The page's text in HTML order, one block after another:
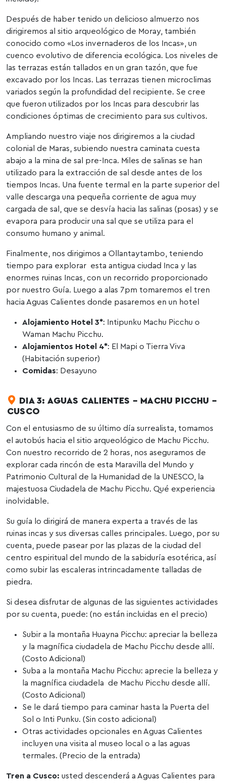
Después de haber tenido un delicioso almuerzo nos
dirigiremos al sitio arqueológico de Moray, también
conocido como «Los invernaderos de los Incas», un
cuenco evolutivo de diferencia ecológica. Los niveles de
las terrazas están tallados en un gran tazón, que fue
excavado por los Incas. Las terrazas tienen microclimas
variados según la profundidad del recipiente. Se cree
que fueron utilizados por los Incas para descubrir las
condiciones óptimas de crecimiento para sus cultivos.
Ampliando nuestro viaje nos dirigiremos a la ciudad
colonial de Maras, subiendo nuestra caminata cuesta
abajo a la mina de sal pre-Inca. Miles de salinas se han
utilizado para la extracción de sal desde antes de los
tiempos Incas. Una fuente termal en la parte superior del
valle descarga una pequeña corriente de agua muy
cargada de sal, que se desvía hacia las salinas (posas) y se
evapora para producir una sal que se utiliza para el
consumo humano y animal.
Finalmente, nos dirigimos a Ollantaytambo, teniendo
tiempo para explorar esta antigua ciudad Inca y las
enormes ruinas Incas, con un recorrido proporcionado
por nuestro Guía. Luego a alas 7pm tomaremos el tren
hacia Aguas Calientes donde pasaremos en un hotel
Alojamiento Hotel 3*: Intipunku Machu Picchu o
Waman Machu Picchu.
Alojamientos Hotel 4*: El Mapi o Tierra Viva
(Habitación superior)
Comidas: Desayuno
DIA 3: AGUAS CALIENTES – MACHU PICCHU –
CUSCO
Con el entusiasmo de su último día surrealista, tomamos
el autobús hacia el sitio arqueológico de Machu Picchu.
Con nuestro recorrido de 2 horas, nos aseguramos de
explorar cada rincón de esta Maravilla del Mundo y
Patrimonio Cultural de la Humanidad de la UNESCO, la
majestuosa Ciudadela de Machu Picchu. Qué experiencia
inolvidable.
Su guía lo dirigirá de manera experta a través de las
ruinas incas y sus diversas calles principales. Luego, por su
cuenta, puede pasear por las plazas de la ciudad del
centro espiritual del mundo de la sabiduría esotérica, así
como subir las escaleras intrincadamente talladas de
piedra.
Si desea disfrutar de algunas de las siguientes actividades
por su cuenta, puede: (no están incluidas en el precio)
Subir a la montaña Huayna Picchu: apreciar la belleza
y la magnífica ciudadela de Machu Picchu desde allí.
(Costo Adicional)
Suba a la montaña Machu Picchu: aprecie la belleza y
la magnífica ciudadela de Machu Picchu desde allí.
(Costo Adicional)
Se le dará tiempo para caminar hasta la Puerta del
Sol o Inti Punku. (Sin costo adicional)
Otras actividades opcionales en Aguas Calientes
incluyen una visita al museo local o a las aguas
termales. (Precio de la entrada)
Tren a Cusco: usted descenderá a Aguas Calientes para